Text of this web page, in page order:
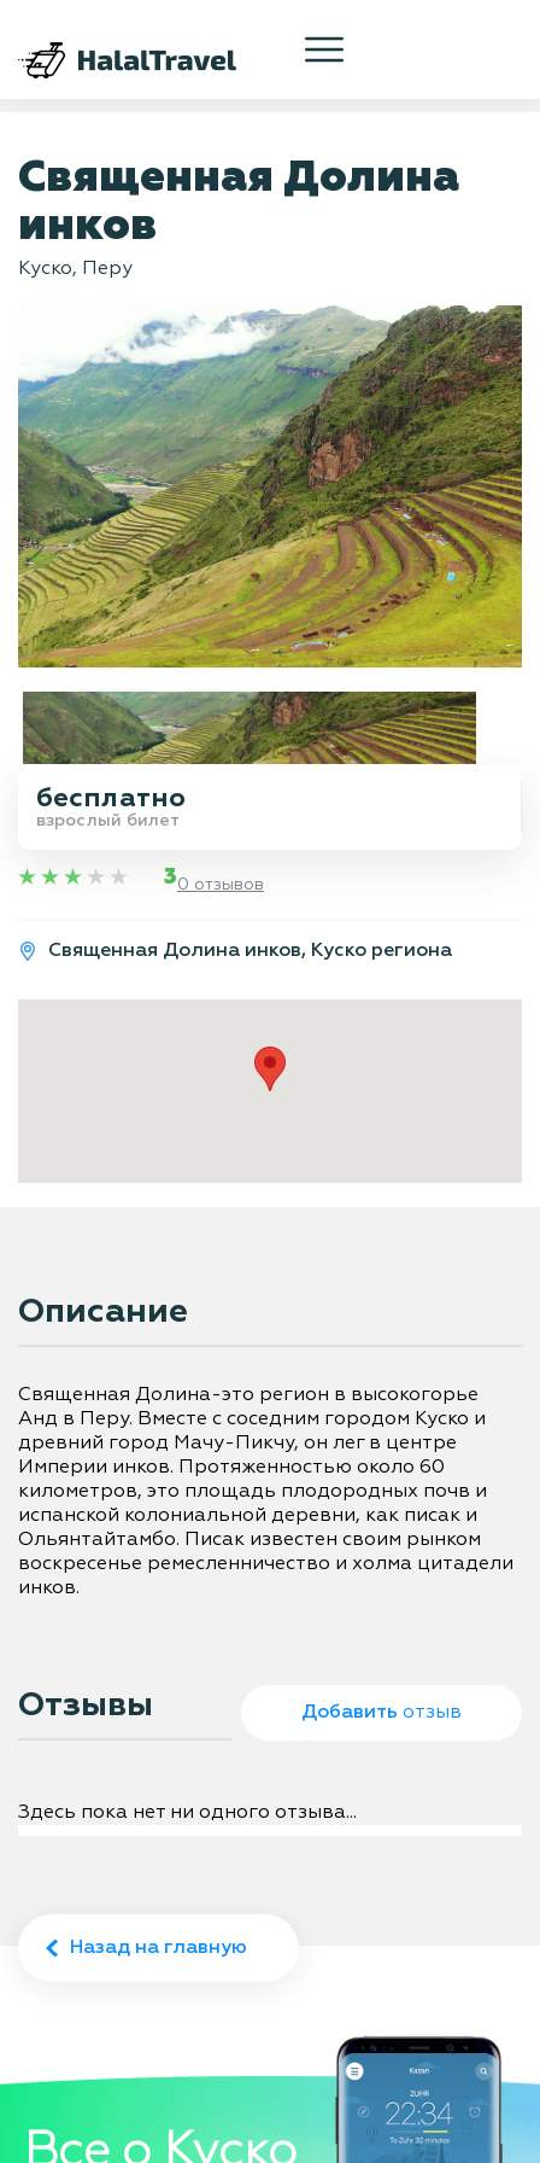
Священная Долина
инков
Куско, Перу
бесплатно
взрослый билет
30 отзывов
Священная Долина инков, Куско региона
Описание
Священная Долина-это регион в высокогорье
Анд в Перу. Вместе с соседним городом Куско и
древний город Мачу-Пикчу, он лег в центре
Империи инков. Протяженностью около 60
километров, это площадь плодородных почв и
испанской колониальной деревни, как писак и
Ольянтайтамбо. Писак известен своим рынком
воскресенье ремесленничество и холма цитадели
инков.
Отзывы Добавить отзыв
Здесь пока нет ни одного отзыва...
Назад на главную
Все о Куско